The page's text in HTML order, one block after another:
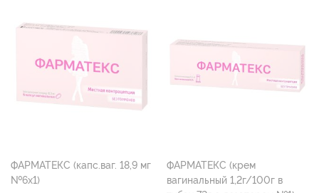
ФАРМАТЕКС (капс.ваг. 18,9 мг
№6х1)
ФАРМАТЕКС (крем
вагинальный 1,2г/100г в